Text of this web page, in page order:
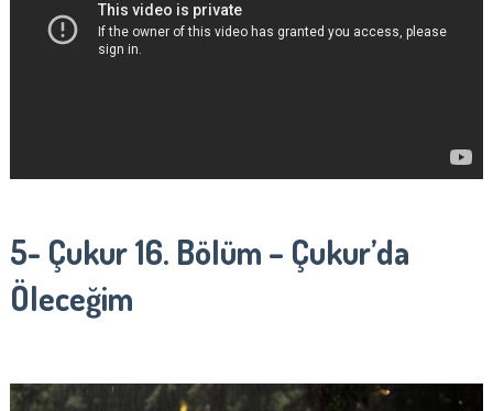
5- Çukur16. Bölüm – Çukur’da
Öleceğim